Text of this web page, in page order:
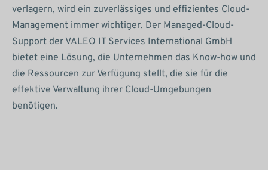
verlagern, wird ein zuverlässiges und effizientes Cloud-
Management immer wichtiger. Der Managed-Cloud-
Support der VALEO IT Services International GmbH
bietet eine Lösung, die Unternehmen das Know-how und
die Ressourcen zur Verfügung stellt, die sie für die
effektive Verwaltung ihrer Cloud-Umgebungen
benötigen.